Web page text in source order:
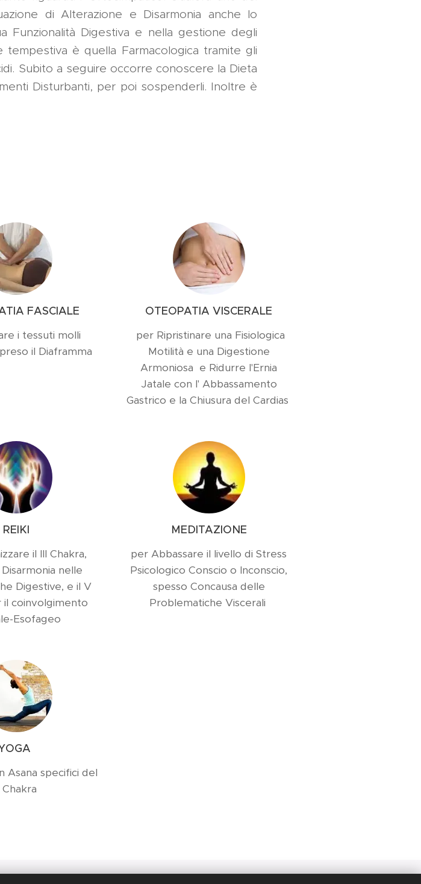
di Alterazione e Disarmonia anche lo
Funzionalità Digestiva e nella gestione degli
tempestiva è quella Farmacologica tramite gli
Subito a seguire occorre conoscere la Dieta
Disturbanti, per poi sospenderli. Inoltre è
FASCIALE
i tessuti molli
il Diaframma
OTEOPATIA VISCERALE
per Ripristinare una Fisiologica
Motilità e una Digestione
Armoniosa e Ridurre l'Ernia
Jatale con l' Abbassamento
Gastrico e la Chiusura del Cardias
REIKI
il III Chakra,
nelle
Digestive, e il V
il coinvolgimento
Esofageo
MEDITAZIONE
per Abbassare il livello di Stress
Psicologico Conscio o Inconscio,
spesso Concausa delle
Problematiche Viscerali
Asana specifici del
Chakra